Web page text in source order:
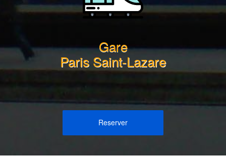
Gare
Paris Saint-Lazare
Reserver